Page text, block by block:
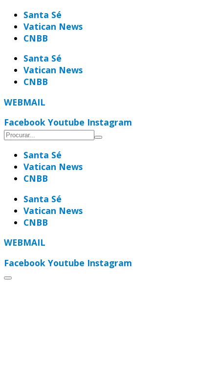
para
Santa Sé
Vatican News
CNBB
Santa Sé
Vatican News
CNBB
WEBMAIL
Facebook Youtube Instagram
Santa Sé
Vatican News
CNBB
Santa Sé
Vatican News
CNBB
WEBMAIL
Facebook Youtube Instagram